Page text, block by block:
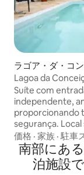
ラゴア・ダ・コ
ンのゲストスイ
Lagoa da
シーを確保する
Suíte com
independente,
proporcionando
segurança.
central na Lagoa
minutos a pé do
supermercados,
restaurantes,
価格 · 家族 ·駐車
南部にあ
泊施設